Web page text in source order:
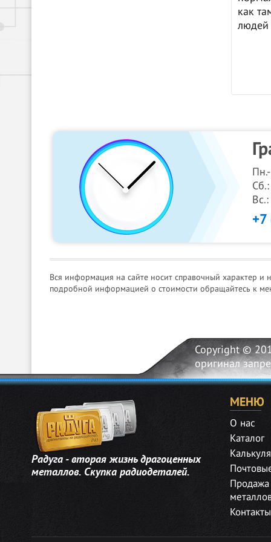
как
людей
Вся информация на сайте носит справочный характер и
подробной информацией о стоимости обращайтесь к
Copyright ©
оригинал
Радуга - вторая жизнь драгоценных
металлов. Скупка радиодеталей.
МЕНЮ
О нас
Каталог
Контакты